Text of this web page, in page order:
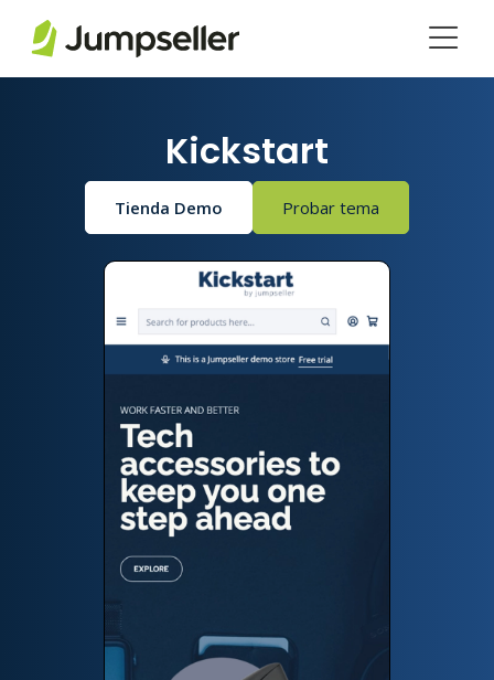
Kickstart
Tienda Demo Probar tema